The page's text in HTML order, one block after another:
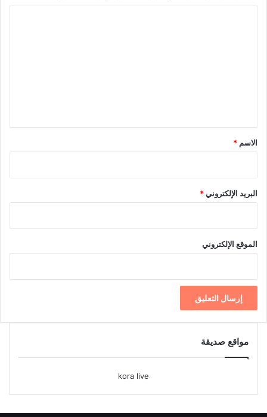
*
الاسم *
البريد الإلكتروني*
الموقع الإلكتروني
مواقع صديقة
kora live